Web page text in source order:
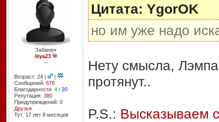
Забанен
iliya23
--
Возраст: 24 |
|
Сообщений: 676
Благодарности: 4/ 20
Репутация: 380
Предупреждений: 0
Друзья
Тут: 17 лет 8 месяцев
Цитата: YgorOK
но им уже надо
Нету смысла,
протянут..
P.S.: Высказываем